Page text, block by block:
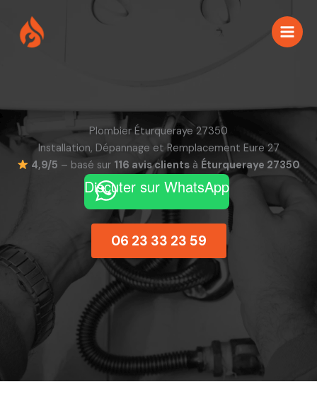
contenu
Plombier Éturqueraye 27350
Installation, Dépannage et Remplacement Eure 27
4,9/5 – basé sur 116 avis clients à Éturqueraye 27350
Discuter sur WhatsApp
06 23 33 23 59